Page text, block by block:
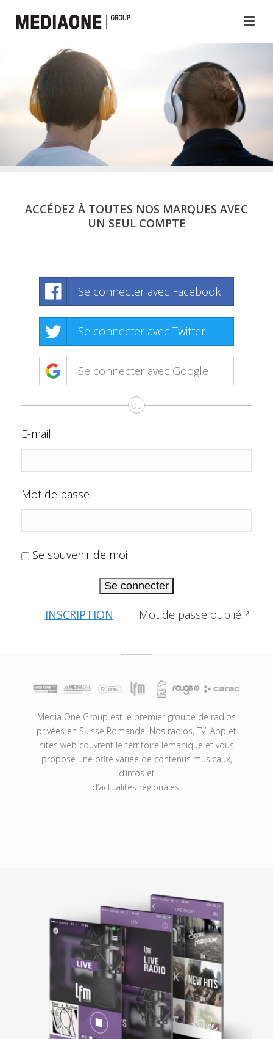
ACCÉDEZ À TOUTES NOS MARQUES AVEC
UN SEUL COMPTE
Se connecter avec Facebook
Se connecter avec Twitter
Se connecter avec Google
ou
E-mail
Mot de passe
Se souvenir de moi
Se connecter
INSCRIPTION Mot de passe oublié ?
Media One Group est le premier groupe de radios
privées en Suisse Romande. Nos radios, TV, App et
sites web couvrent le territoire lémanique et vous
propose une offre variée de contenus musicaux,
d’infos et
d’actualités régionales.